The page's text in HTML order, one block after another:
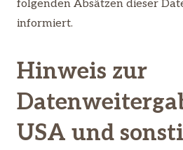
folgenden Absätzen dieser
informiert.
Hinweis zur
USA und